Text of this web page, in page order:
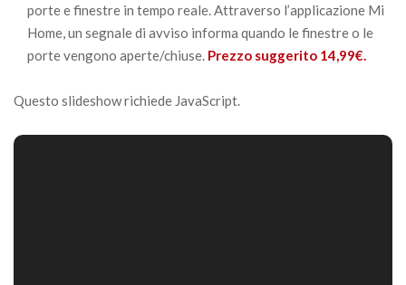
porte e finestre in tempo reale. Attraverso l’applicazione Mi
Home, un segnale di avviso informa quando le finestre o le
porte vengono aperte/chiuse. Prezzo suggerito 14,99€.
Questo slideshow richiede JavaScript.